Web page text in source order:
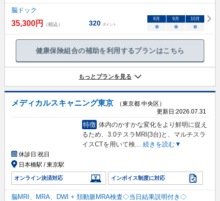
脳ドック
35,300円 （税込） 320 ポイント
8月 9月 10月
○ ○ ○
健康保険組合の補助を利用するプランはこちら
もっとプランを見る
メディカルスキャニング東京
（東京都 中央区）
更新日:2026.07.31
特徴 体内のかすかな変化をより鮮明に捉え
るため、3.0テスラMRI(3台)と、マルチスラ
イスCTを用いて検
続きを読む▼
休診日:祝日
日本橋駅 / 東京駅
オンライン決済対応 インボイス制度に対応
脳MRI、MRA、DWI + 頚動脈MRA検査◇当日結果説明付き◇